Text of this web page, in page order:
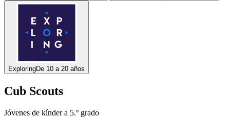
ExploringDe 10 a 20 años
Cub Scouts
Jóvenes de kínder a 5.º grado